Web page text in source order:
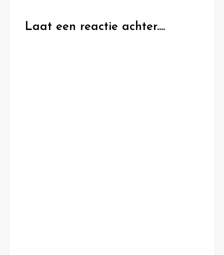
Laat een reactie achter....